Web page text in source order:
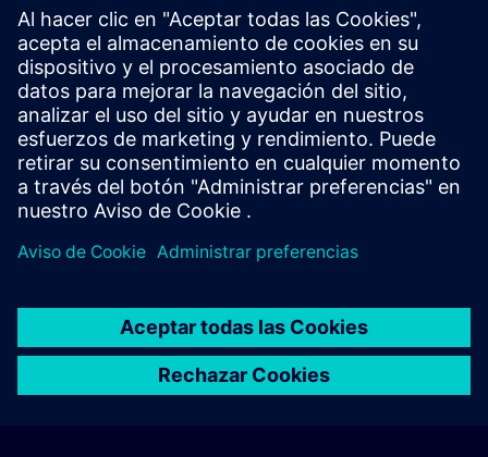
explore timeline
コースを体験いただけます。 無料でご利用いただ
め、「Learning Membership」への登録は不要です
Freemium | SITRAIN access をお試しくださ